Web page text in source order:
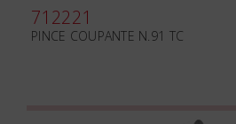
712221
PINCE COUPANTE N.91 TC